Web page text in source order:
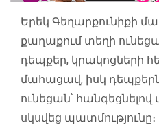
Երեկ Գեղարքունիքի
քաղաքում տեղի
դեպքեր, կրակոցների
մահացավ, իսկ դեպքերն
ունեցան՝ հանգեցնելով
սկսվեց